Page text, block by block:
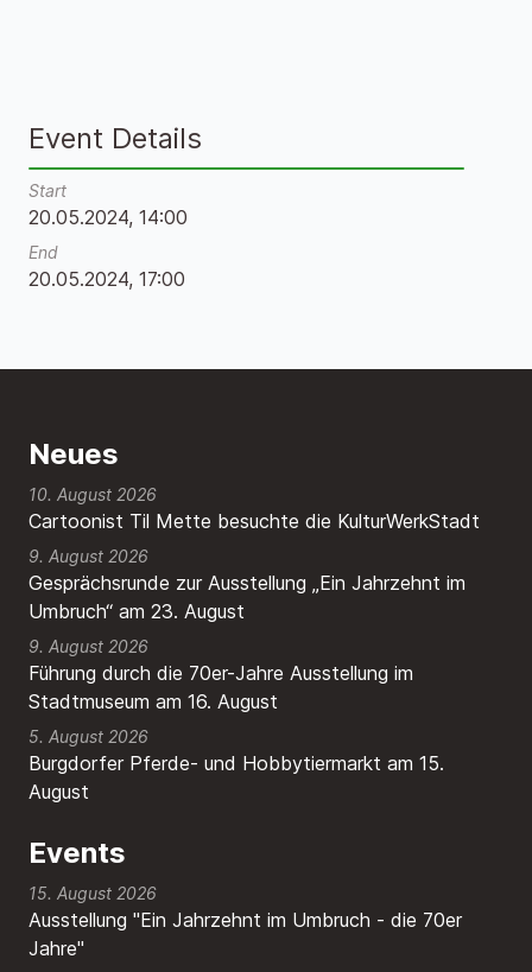
Event Details
Start
20.05.2024, 14:00
End
20.05.2024, 17:00
Neues
Cartoonist Til Mette besuchte die KulturWerkStadt
10. August 2026
Gesprächsrunde zur Ausstellung „Ein Jahrzehnt im
Umbruch“ am 23. August
9. August 2026
Führung durch die 70er-Jahre Ausstellung im
Stadtmuseum am 16. August
9. August 2026
Burgdorfer Pferde- und Hobbytiermarkt am 15.
August
5. August 2026
Events
15. August 2026
Ausstellung "Ein Jahrzehnt im Umbruch - die 70er
Jahre"